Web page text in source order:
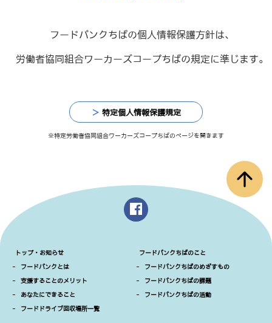
フードバンクちばの個人情報保護方針は、
労働者協同組合ワーカーズコープちばの規定に準じます。
＞ 特定個人情報保護規定
※特定労働者協同組合ワーカーズコープちばのページを開きます
arrow_upward
トップ・お知らせ
- フードバンクとは
- 支援することのメリット
- あなたにできること
- フードドライブ回収場所一覧
フードバンクちばのこと
- フードバンクちばのめざすもの
- フードバンクちばの課題
- フードバンクちばの活動